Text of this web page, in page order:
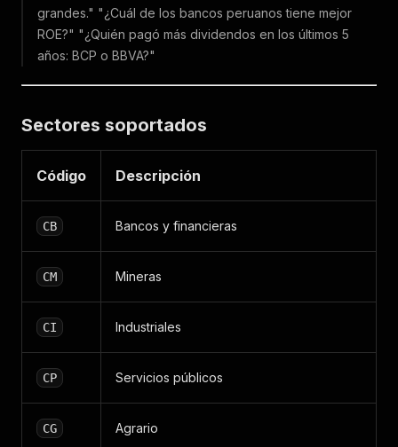
grandes." "¿Cuál de los bancos peruanos tiene mejor
ROE?" "¿Quién pagó más dividendos en los últimos 5
años: BCP o BBVA?"
Sectores soportados
Código Descripción
CB Bancos y financieras
CM Mineras
CI Industriales
CP Servicios públicos
CG Agrario